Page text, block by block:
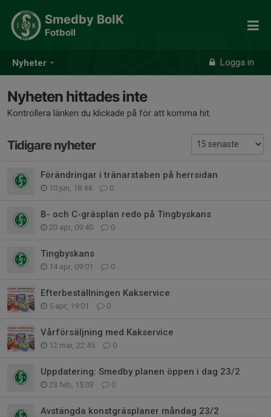
Nyheter Logga in
Smedby BoIK
Fotboll
Nyheten hittades inte
Kontrollera länken du klickade på för att komma hit.
Tidigare nyheter
Förändringar i tränarstaben på herrsidan
10 jun, 18:44 0
B- och C-gräsplan redo på Tingbyskans
20 apr, 09:40 0
Tingbyskans
14 apr, 09:01 0
Efterbeställningen Kakservice
5 apr, 19:01 0
Vårförsäljning med Kakservice
12 mar, 22:45 0
Uppdatering: Smedby planen öppen i dag 23/2
23 feb, 15:03 0
Avstängda konstgräsplaner måndag 23/2